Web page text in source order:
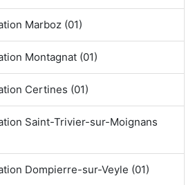
Marboz (01)
Montagnat (01)
Certines (01)
Saint-Trivier-sur-Moignans
Dompierre-sur-Veyle (01)